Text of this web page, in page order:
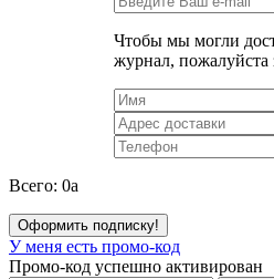
Чтобы мы могли
журнал, пожалуйста
Всего: 0a
Оформить подписку!
У меня есть промо-код
Промо-код успешно активирован